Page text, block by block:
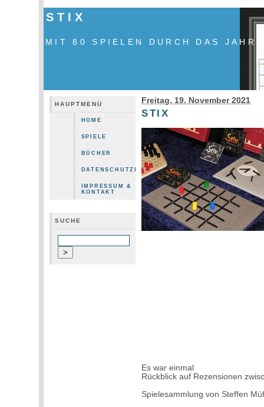
STIX
MIT 80 SPIELEN DURCH DAS JAHR
HAUPTMENÜ
HOME
SPIELE
BÜCHER
DATENSCHUTZERKLÄRUNG
IMPRESSUM &
KONTAKT
SUCHE
Freitag, 19. November 2021
STIX
Es war einmal
Rückblick auf Rezensionen
Spielesammlung von Steffen